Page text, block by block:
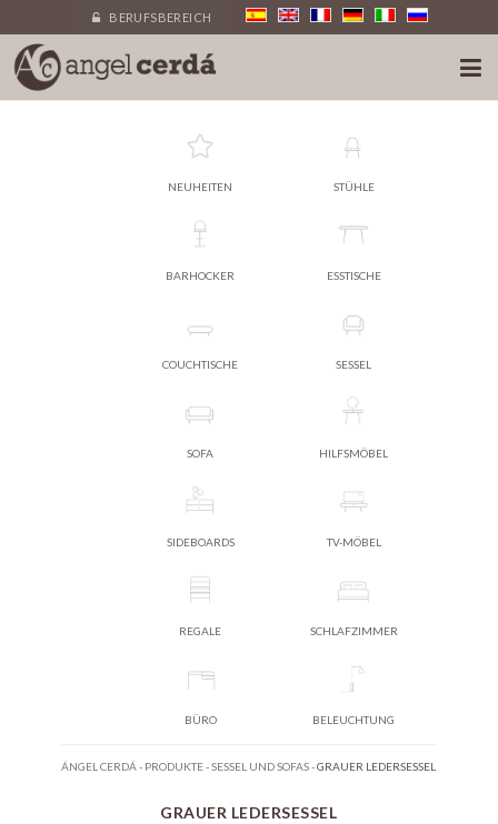
BERUFSBEREICH
NEUHEITEN STÜHLE
BARHOCKER ESSTISCHE
COUCHTISCHE SESSEL
SOFA HILFSMÖBEL
SIDEBOARDS TV-MÖBEL
REGALE SCHLAFZIMMER
BÜRO BELEUCHTUNG
ÁNGEL CERDÁ - PRODUKTE-SESSEL UND SOFAS-GRAUER LEDERSESSEL
GRAUER LEDERSESSEL